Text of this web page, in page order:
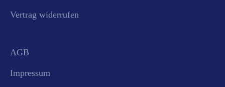
Vertrag widerrufen
AGB
Impressum